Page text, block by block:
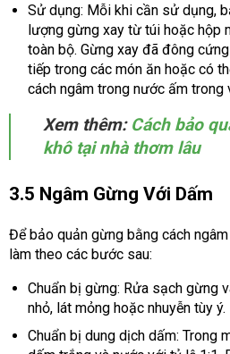
Sử dụng: Mỗi khi cần sử dụng,
lượng gừng xay từ túi hoặc hộp
toàn bộ. Gừng xay đã đông
tiếp trong các món ăn hoặc có
cách ngâm trong nước ấm trong
Xem thêm: Cách bảo
khô tại nhà thơm lâu
3.5 Ngâm Gừng Với Dấm
Để bảo quản gừng bằng cách
làm theo các bước sau:
Chuẩn bị gừng: Rửa sạch gừng
nhỏ, lát mỏng hoặc nhuyễn tùy ý.
Chuẩn bị dung dịch dấm: Trong